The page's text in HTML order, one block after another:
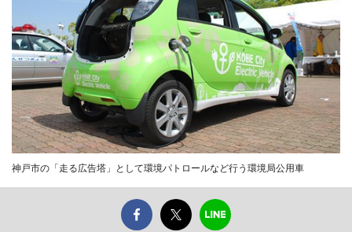
神戸市の「走る広告塔」として環境パトロールなど行う環境局公用車